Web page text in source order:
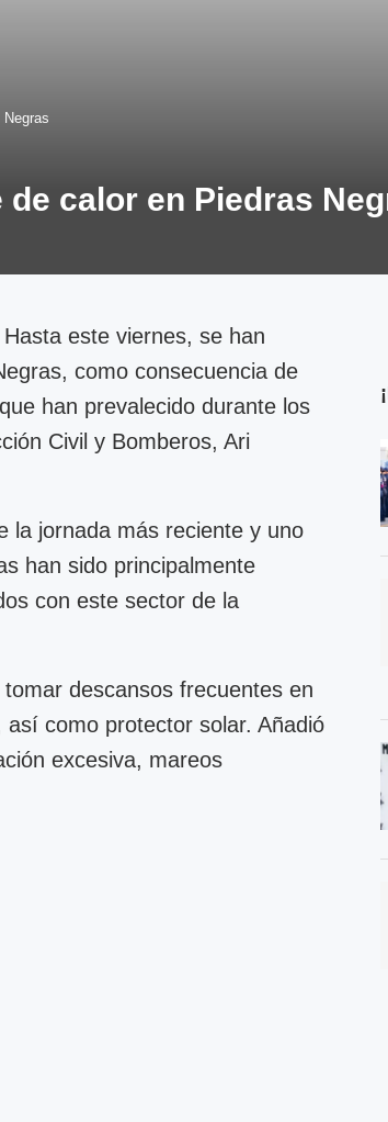
calor en Piedras
Hasta este viernes, se han
como consecuencia de
han prevalecido durante los
Civil y Bomberos, Ari
la jornada más reciente y uno
han sido principalmente
con este sector de la
descansos frecuentes en
como protector solar. Añadió
excesiva, mareos